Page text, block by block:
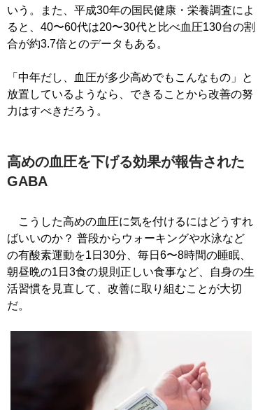
いう。また、平成30年の国民健康・栄養調査によ
ると、40〜60代は20〜30代と比べ血圧130台の割
合が約3.7倍とのデータもある。
「中年だし、血圧が多少高めでもこんなもの」と
放置しているようなら、できることから改善の努
力はすべきだろう。
高めの血圧を下げる効果が報告された
GABA
こうした高めの血圧に気を付けるにはどうすれ
ばいいのか？ 普段からウォーキングや水泳など
の有酸素運動を1日30分、毎日6〜8時間の睡眠、
朝昼晩の1日3食の規則正しい食事など、自身の生
活習慣を見直して、改善に取り組むことが大切
だ。